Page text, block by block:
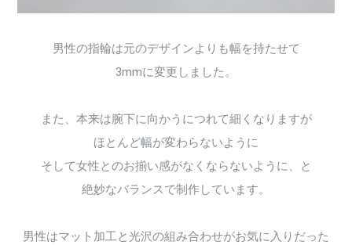
男性の指輪は元のデザインよりも幅を持たせて
3mmに変更しました。
また、本来は腕下に向かうにつれて細くなりますが
ほとんど幅が変わらないように
そして女性とのお揃い感がなくならないように、と
絶妙なバランスで制作しています。
男性はマット加工と光沢の組み合わせがお気に入りだった